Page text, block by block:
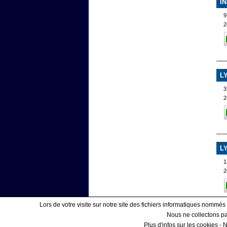
Lors de votre visite sur notre site des fichiers informatiques
Nous ne collectons
Plus d'infos sur les cookies-